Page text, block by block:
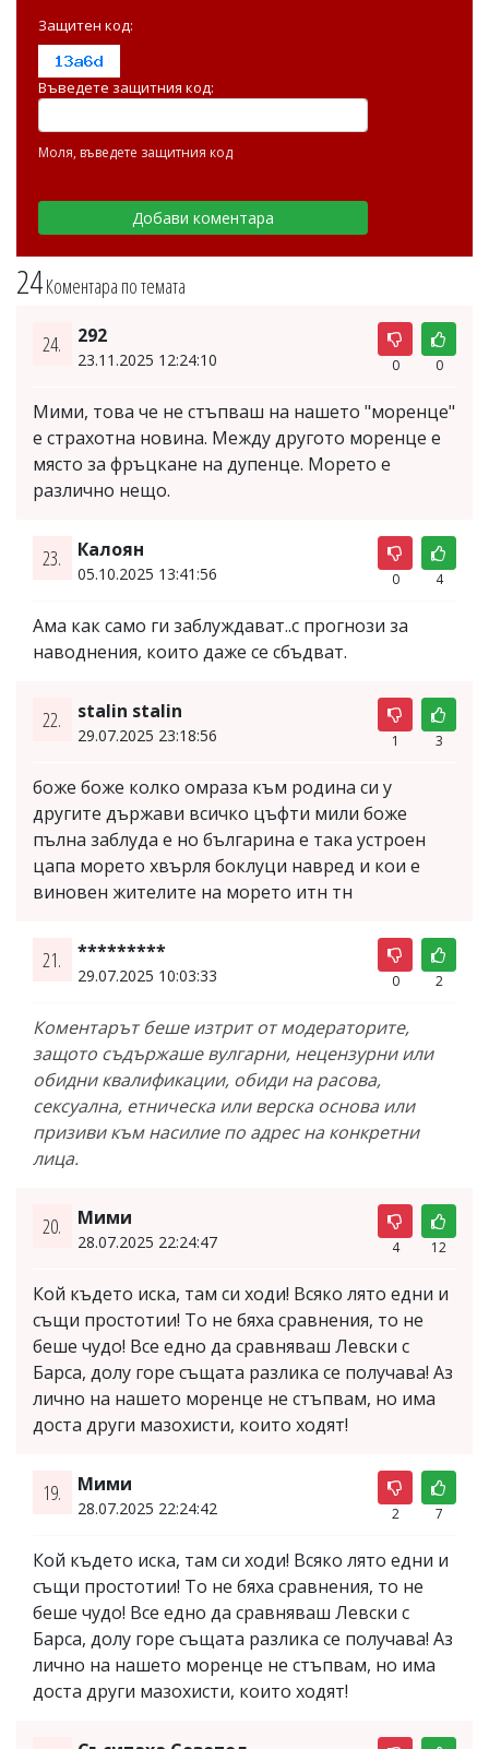
24Коментара по темата
24. 292
23.11.2025 12:24:10 0 0
Мими, това че не стъпваш на нашето "моренце"
е страхотна новина. Между другото моренце е
място за фръцкане на дупенце. Морето е
различно нещо.
23. Калоян
05.10.2025 13:41:56 0 4
Ама как само ги заблуждават..с прогнози за
наводнения, които даже се сбъдват.
22. stalin stalin
29.07.2025 23:18:56 1 3
боже боже колко омраза към родина си у
другите държави всичко цъфти мили боже
пълна заблуда е но българина е така устроен
цапа морето хвърля боклуци навред и кои е
виновен жителите на морето итн тн
21. *********
29.07.2025 10:03:33 0 2
Коментарът беше изтрит от модераторите,
защото съдържаше вулгарни, нецензурни или
обидни квалификации, обиди на расова,
сексуална, етническа или верска основа или
призиви към насилие по адрес на конкретни
лица.
20. Мими
28.07.2025 22:24:47 4 12
Кой където иска, там си ходи! Всяко лято едни и
същи простотии! То не бяха сравнения, то не
беше чудо! Все едно да сравняваш Левски с
Барса, долу горе същата разлика се получава! Аз
лично на нашето моренце не стъпвам, но има
доста други мазохисти, които ходят!
19. Мими
28.07.2025 22:24:42 2 7
Кой където иска, там си ходи! Всяко лято едни и
същи простотии! То не бяха сравнения, то не
беше чудо! Все едно да сравняваш Левски с
Барса, долу горе същата разлика се получава! Аз
лично на нашето моренце не стъпвам, но има
доста други мазохисти, които ходят!
Защитен код:
Въведете защитния код:
Моля, въведете защитния код